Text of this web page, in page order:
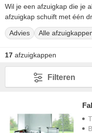
Wil je een afzuigkap die je
afzuigkap schuift met één
achter je kookplaat. Hij
daarna weer in het blad.
downdrafts van merken als
helpen je de juiste kiezen,
In het kort. Let bij een
Genoeg
capaciteit
Advies Alle
17 afzuigkappen
Filteren